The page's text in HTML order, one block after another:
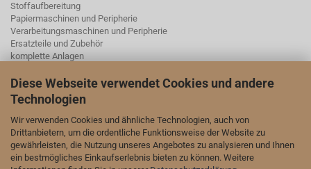
Diese Webseite verwendet Cookies und andere
Technologien
Wir verwenden Cookies und ähnliche Technologien, auch von
Drittanbietern, um die ordentliche Funktionsweise der Website zu
gewährleisten, die Nutzung unseres Angebotes zu analysieren und Ihnen
ein bestmögliches Einkaufserlebnis bieten zu können. Weitere
Stoffaufbereitung
Papiermaschinen und Peripherie
Verarbeitungsmaschinen und Peripherie
Ersatzteile und Zubehör
komplette Anlagen
SOCIAL MEDA
Wir sind auch auf LinkedIn und YouTube vertreten:
unsere Seite auf LinkedIn